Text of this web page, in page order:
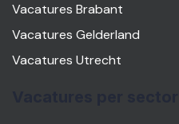
Vacatures Brabant
Vacatures Gelderland
Vacatures Utrecht